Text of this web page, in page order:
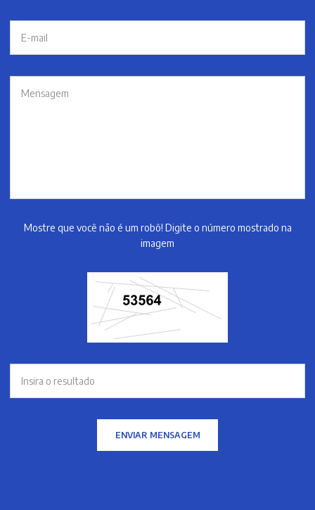
Mostre que você não é um robô! Digite o número mostrado na
imagem
ENVIAR MENSAGEM